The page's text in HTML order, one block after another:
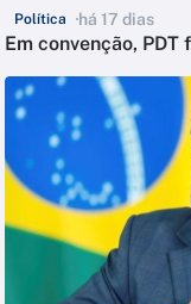
Política há 17 dias
Em convenção,